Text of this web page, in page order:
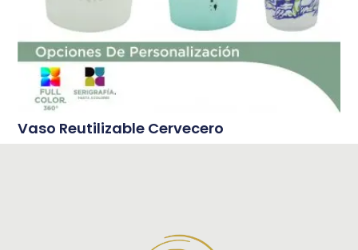
Vaso Reutilizable Cervecero